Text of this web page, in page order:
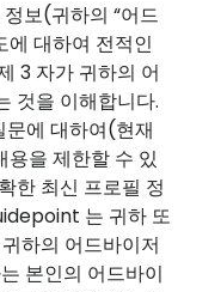
보(귀하의 “어드
에 대하여 전적인
3 자가 귀하의 어
것을 이해합니다.
문에 대하여(현재
용을 제한할 수 있
한 최신 프로필 정
는 귀하 또
하의 어드바이저
본인의 어드바이